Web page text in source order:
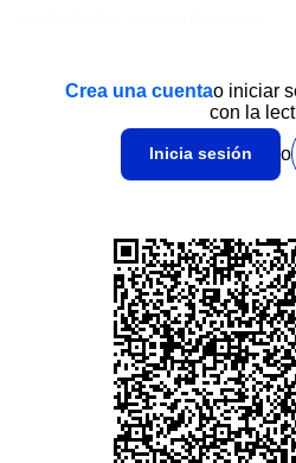
Crea una cuentao iniciar
con la
Inicia sesión o